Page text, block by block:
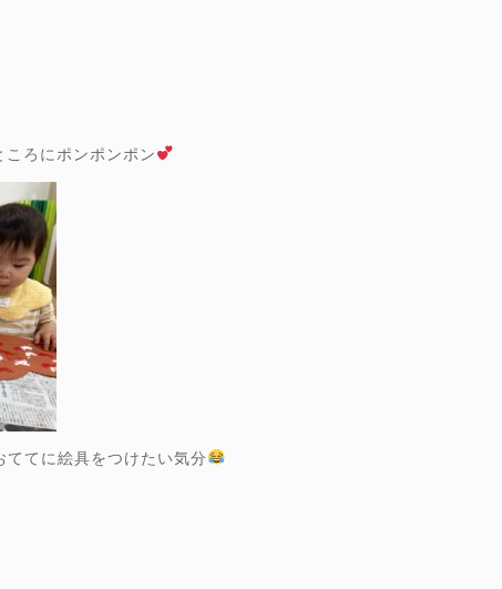
ろにポンポンポン
ててに絵具をつけたい気分